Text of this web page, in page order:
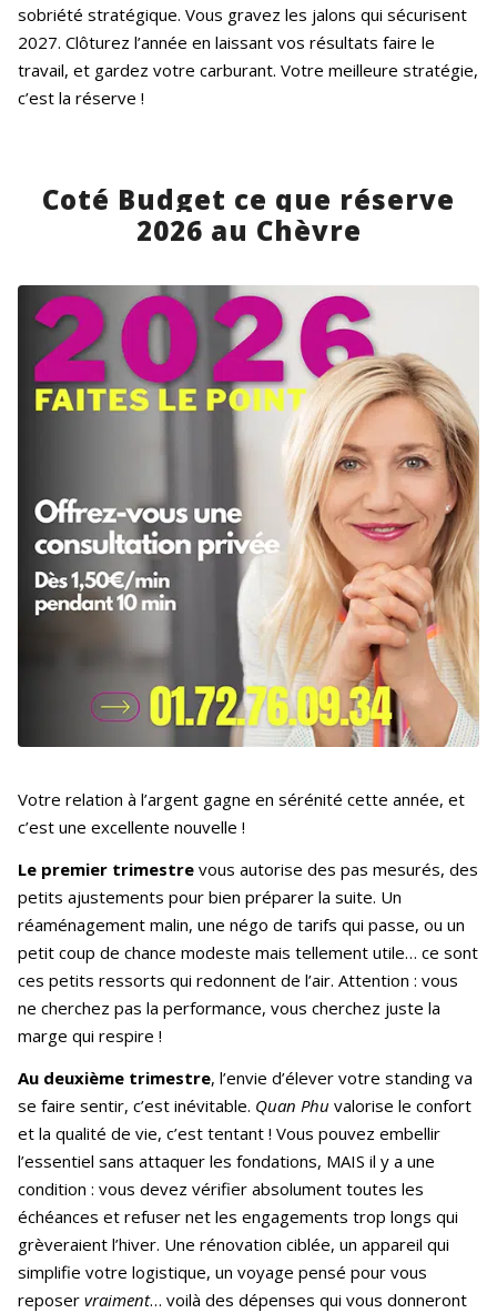
sobriété stratégique. Vous gravez les jalons qui sécurisent
2027. Clôturez l’année en laissant vos résultats faire le
travail, et gardez votre carburant. Votre meilleure stratégie,
c’est la réserve !
Coté Budget ce que réserve
2026 au Chèvre
Votre relation à l’argent gagne en sérénité cette année, et
c’est une excellente nouvelle !
Le premier trimestre vous autorise des pas mesurés, des
petits ajustements pour bien préparer la suite. Un
réaménagement malin, une négo de tarifs qui passe, ou un
petit coup de chance modeste mais tellement utile… ce sont
ces petits ressorts qui redonnent de l’air. Attention : vous
ne cherchez pas la performance, vous cherchez juste la
marge qui respire !
Au deuxième trimestre, l’envie d’élever votre standing va
se faire sentir, c’est inévitable. Quan Phu valorise le confort
et la qualité de vie, c’est tentant ! Vous pouvez embellir
l’essentiel sans attaquer les fondations, MAIS il y a une
condition : vous devez vérifier absolument toutes les
échéances et refuser net les engagements trop longs qui
grèveraient l’hiver. Une rénovation ciblée, un appareil qui
simplifie votre logistique, un voyage pensé pour vous
reposer vraiment… voilà des dépenses qui vous donneront